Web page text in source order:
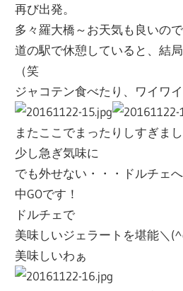
再び出発。
多々羅大橋～お天気も良いの
道の駅で休憩していると、結
（笑
ジャコテン食べたり、ワイワ
またここでまったりしすぎま
少し急ぎ気味に
でも外せない・・・ドルチェ
中GOです！
ドルチェで
美味しいジェラートを堪能＼
美味しいわぁ